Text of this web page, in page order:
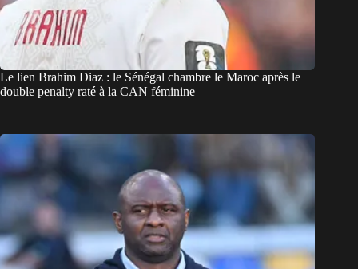
Le lien Brahim Diaz : le Sénégal chambre le Maroc après le
double penalty raté à la CAN féminine